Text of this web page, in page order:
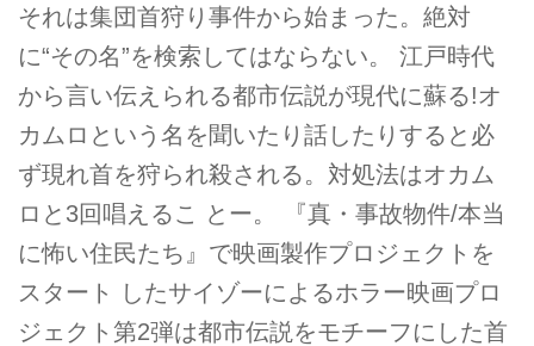
それは集団首狩り事件から始まった。絶対
に“その名”を検索してはならない。 江戸時代
から言い伝えられる都市伝説が現代に蘇る!オ
カムロという名を聞いたり話したりすると必
ず現れ首を狩られ殺される。対処法はオカム
ロと3回唱えるこ とー。 『真・事故物件/本当
に怖い住民たち』で映画製作プロジェクトを
スタート したサイゾーによるホラー映画プロ
ジェクト第2弾は都市伝説をモチーフにした首